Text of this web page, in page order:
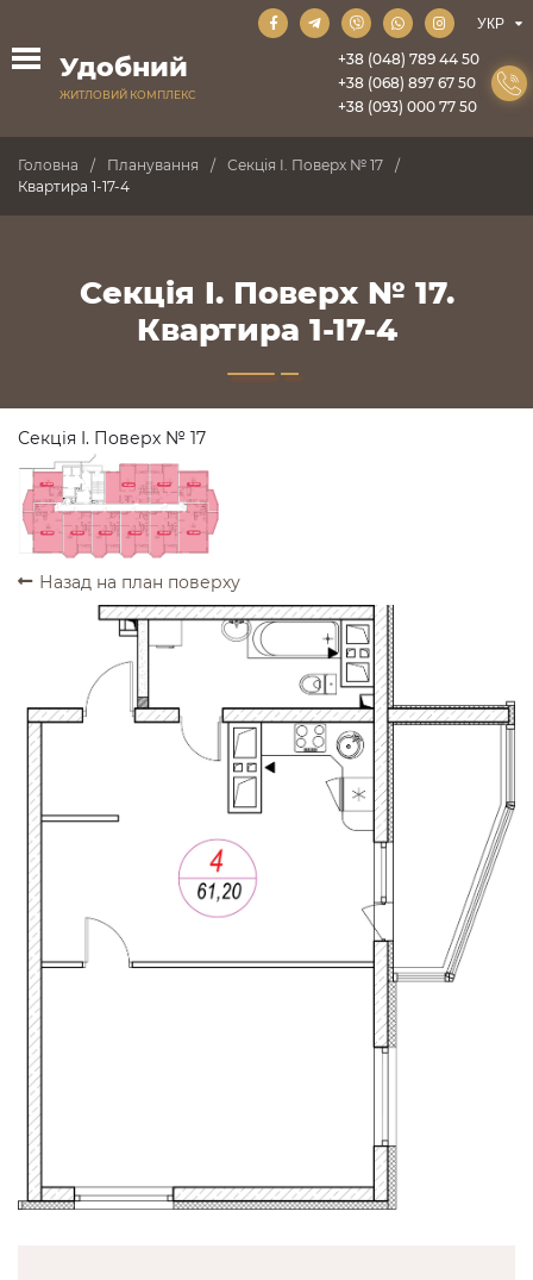
Удобний
ЖИТЛОВИЙ КОМПЛЕКС
+38 (048) 789 44 50
+38 (068) 897 67 50
+38 (093) 000 77 50
Головна Планування
Секція I. Поверх № 17
Квартира 1-17-4
Секція I. Поверх № 17.
Квартира 1-17-4
Секція I. Поверх № 17
ПРОДАНО ПРОДАНО ПРОДАНО
ПРОДАНО
ПРОДАНО
ПРОДАНО
ПРОДАНО
ПРОДАНО
ПРОДАНО
ПРОДАНО
Назад на план поверху